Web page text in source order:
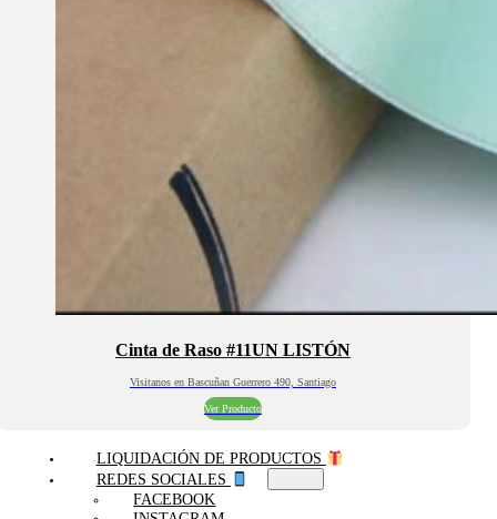
Cinta de Raso #11UN LISTÓN
Visitanos en Bascuñan Guerrero 490, Santiago
Ver Producto
LIQUIDACIÓN DE PRODUCTOS
REDES SOCIALES
FACEBOOK